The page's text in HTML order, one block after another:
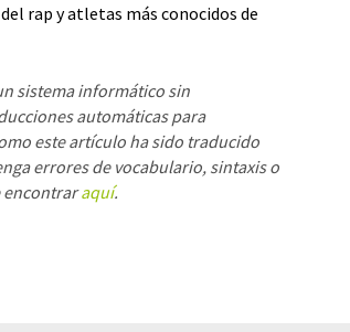
rap y atletas más conocidos de
sistema informático sin
automáticas para
este artículo ha sido traducido
errores de vocabulario, sintaxis o
encontraraquí.